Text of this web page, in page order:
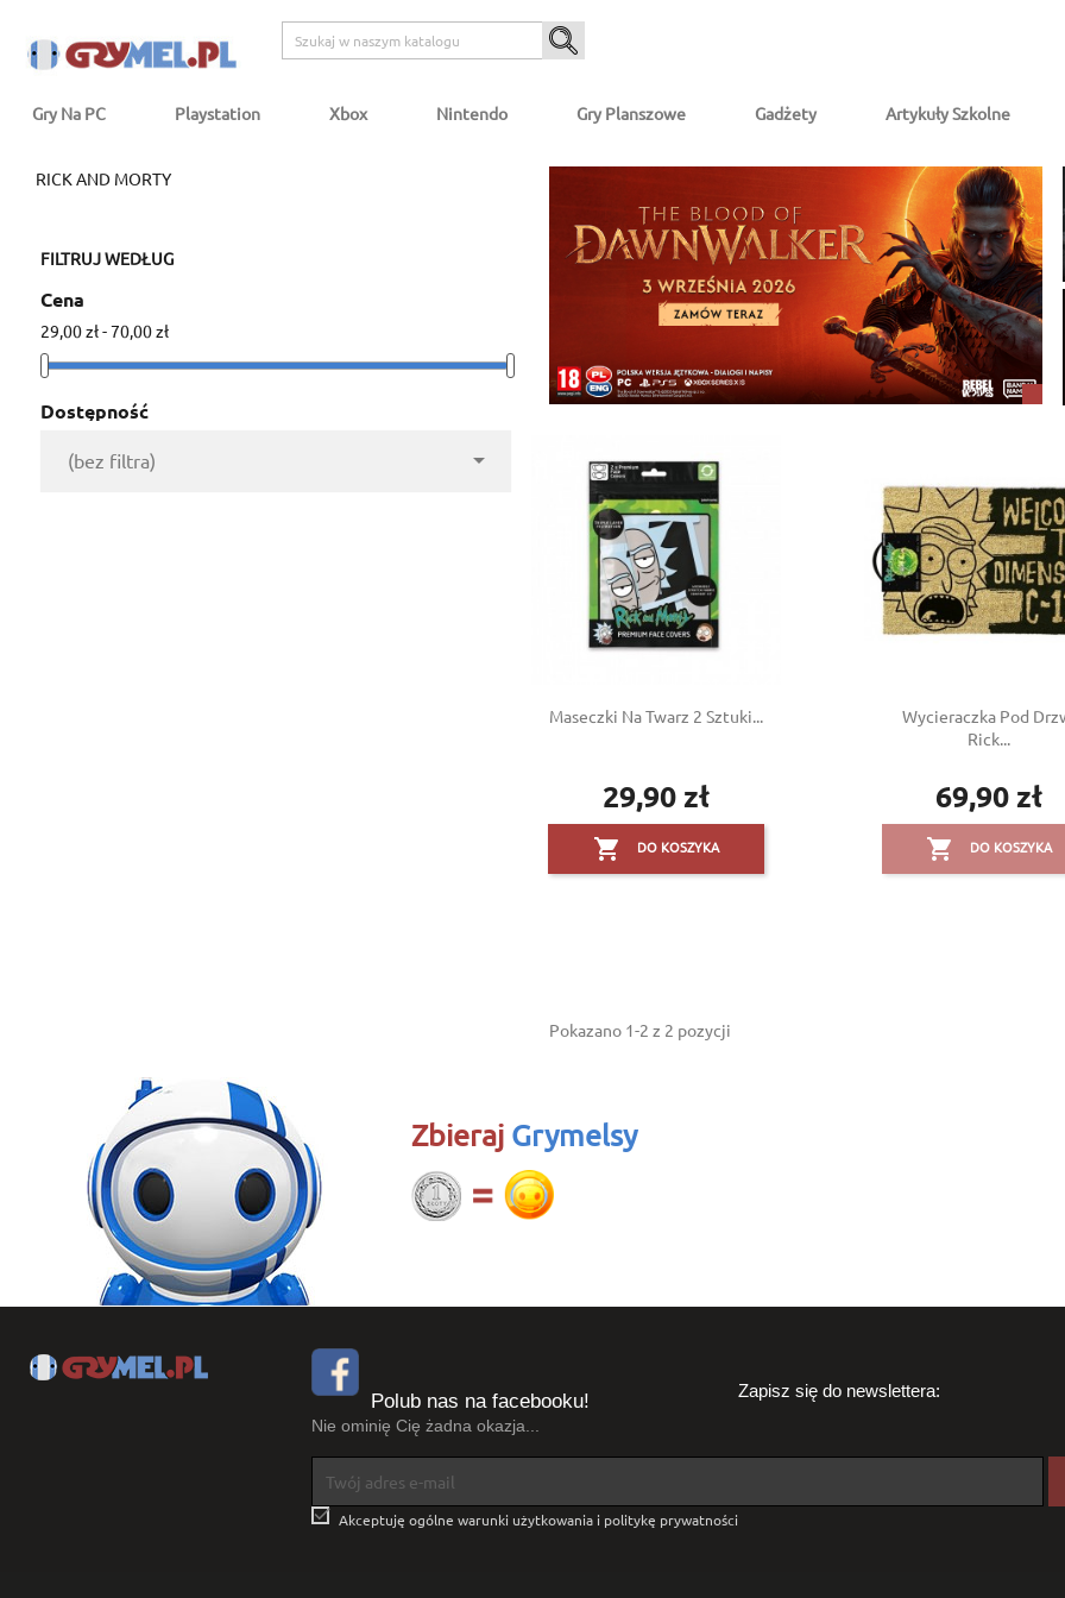
Add to wishlist
Create new list
Create wishlist
Wishlist name
((modalTitle))
Sign in
Gry Na PC Playstation Xbox Nintendo Gry Planszowe Gadżety Artykuły Szkolne
RICK AND MORTY
FILTRUJ WEDŁUG
Cena
29,00 zł - 70,00 zł
Dostępność
(bez filtra) 
Maseczki Na Twarz 2 Sztuki...
Cena
29,90 zł
 DO KOSZYKA
Wycieraczka Pod
Rick...
Cena
69,90 zł
 DO KOSZYKA
Pokazano 1-2 z 2 pozycji
Zbieraj Grymelsy
Polub nas na facebooku!
Nie ominię Cię żadna okazja...
Zapisz się do newslettera:
 Akceptuję ogólne warunki użytkowania i politykę prywatności